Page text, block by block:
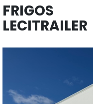
FRIGOS
LECITRAILER